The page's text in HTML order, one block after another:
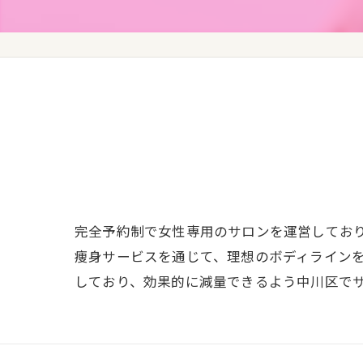
完全予約制で女性専用のサロンを運営してお
痩身サービスを通じて、理想のボディライン
しており、効果的に減量できるよう中川区